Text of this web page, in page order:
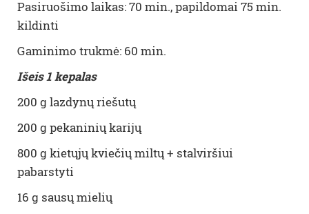
Pasiruošimo laikas: 70 min., papildomai 75 min.
kildinti
Gaminimo trukmė: 60 min.
Išeis 1 kepalas
200 g lazdynų riešutų
200 g pekaninių karijų
800 g kietųjų kviečių miltų + stalviršiui
pabarstyti
16 g sausų mielių